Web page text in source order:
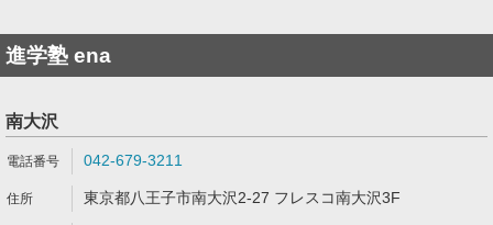
進学塾 ena
南大沢
042-679-3211
東京都八王子市南大沢2-27 フレスコ南大沢3F